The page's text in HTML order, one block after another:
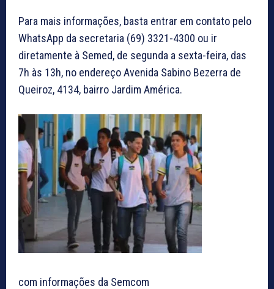
Para mais informações, basta entrar em contato pelo
WhatsApp da secretaria (69) 3321-4300 ou ir
diretamente à Semed, de segunda a sexta-feira, das
7h às 13h, no endereço Avenida Sabino Bezerra de
Queiroz, 4134, bairro Jardim América.
com informações da Semcom